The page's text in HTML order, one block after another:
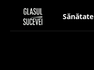
Sănătate